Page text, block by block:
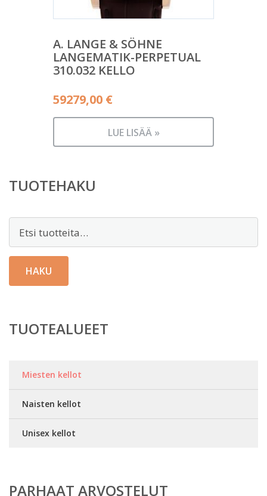
A. LANGE & SÖHNE
LANGEMATIK-PERPETUAL
310.032 KELLO
59279,00 €
LUE LISÄÄ »
TUOTEHAKU
HAKU
TUOTEALUEET
Miesten kellot
Naisten kellot
Unisex kellot
PARHAAT ARVOSTELUT